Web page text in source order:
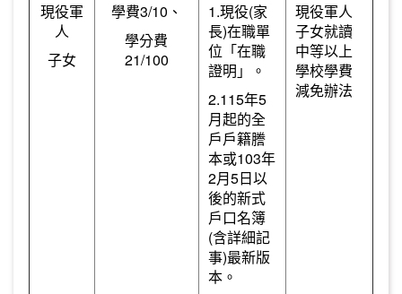
現役軍
人
子女
學費3/10、
學分費
21/100
1.現役(家
長)在職單
位「在職
證明」。
2.115年5
月起的全
戶戶籍謄
本或103年
2月5日以
後的新式
戶口名簿
(含詳細記
事)最新版
本。
現役軍人
子女就讀
中等以上
學校學費
減免辦法